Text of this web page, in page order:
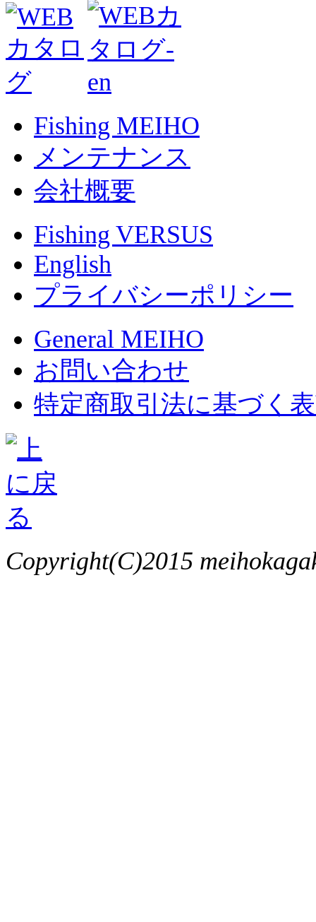
Fishing MEIHO
メンテナンス
会社概要
Fishing VERSUS
English
プライバシーポリシー
General MEIHO
お問い合わせ
特定商取引法に基づく
Copyright(C)2015